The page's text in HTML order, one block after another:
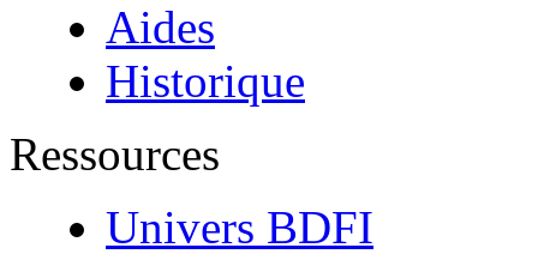
Aides
Historique
Ressources
Univers BDFI